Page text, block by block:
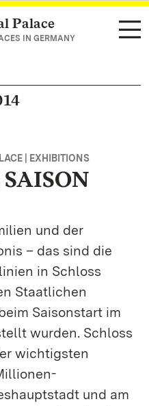
Palace
IN GERMANY
| EXHIBITIONS
und der
– das sind die
in Schloss
Staatlichen
Saisonstart im
wurden. Schloss
wichtigsten
und am